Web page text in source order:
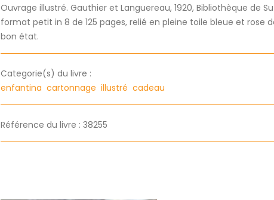
Ouvrage illustré. Gauthier et Languereau, 1920, Bibliothèque de
format petit in 8 de 125 pages, relié en pleine toile bleue et rose
bon état.
Categorie(s) du livre :
enfantina cartonnage illustré cadeau
Référence du livre : 38255